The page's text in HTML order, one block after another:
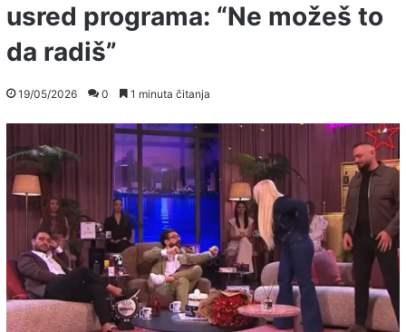
usred programa: “Ne možeš to
da radiš”
19/05/2026 0 1 minuta čitanja